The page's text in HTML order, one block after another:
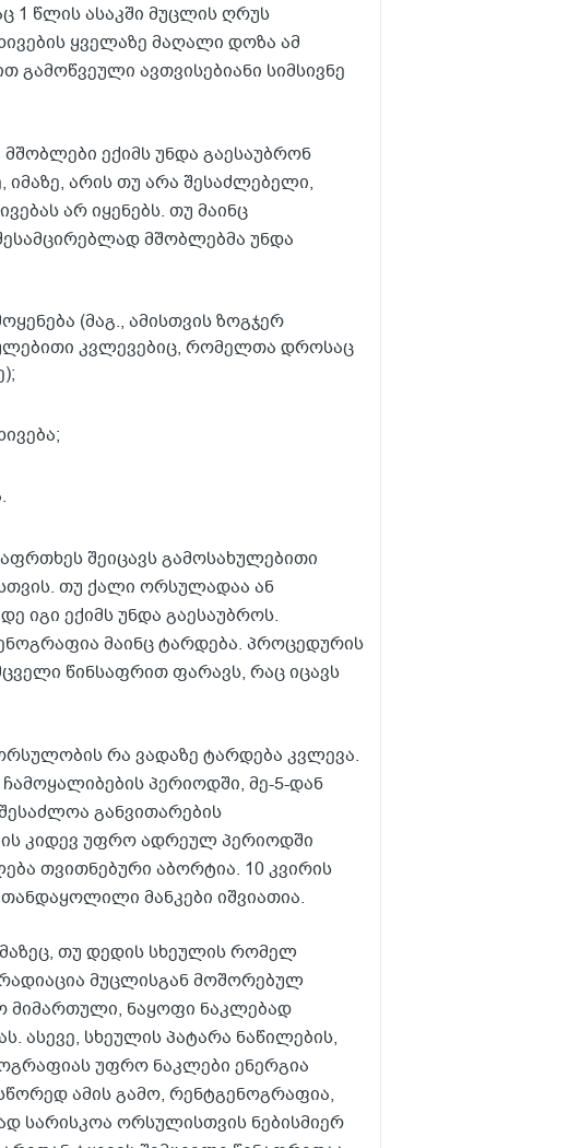
1 წლის ასაკში მუცლის ღრუს
ყველაზე მაღალი დოზა ამ
გამოწვეული ავთვისებიანი სიმსივნე
ექიმს უნდა გაესაუბრონ
არის თუ არა შესაძლებელი,
არ იყენებს. თუ მაინც
მშობლებმა უნდა
(მაგ., ამისთვის ზოგჯერ
კვლევებიც, რომელთა დროსაც
შეიცავს გამოსახულებითი
თუ ქალი ორსულადაა ან
იგი ექიმს უნდა გაესაუბროს.
მაინც ტარდება. პროცედურის
წინსაფრით ფარავს, რაც იცავს
რა ვადაზე ტარდება კვლევა.
პერიოდში, მე-5-დან
განვითარების
კიდევ უფრო ადრეულ პერიოდში
თვითნებური აბორტია. 10 კვირის
მანკები იშვიათია.
თუ დედის სხეულის რომელ
მუცლისგან მოშორებულ
მიმართული, ნაყოფი ნაკლებად
ასევე, სხეულის პატარა ნაწილების,
უფრო ნაკლები ენერგია
ამის გამო, რენტგენოგრაფია,
სარისკოა ორსულისთვის ნებისმიერ